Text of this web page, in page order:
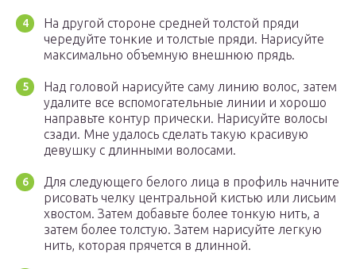
На другой стороне средней толстой пряди
чередуйте тонкие и толстые пряди. Нарисуйте
максимально объемную внешнюю прядь.
Над головой нарисуйте саму линию волос, затем
удалите все вспомогательные линии и хорошо
направьте контур прически. Нарисуйте волосы
сзади. Мне удалось сделать такую ​​красивую
девушку с длинными волосами.
Для следующего белого лица в профиль начните
рисовать челку центральной кистью или лисьим
хвостом. Затем добавьте более тонкую нить, а
затем более толстую. Затем нарисуйте легкую
нить, которая прячется в длинной.